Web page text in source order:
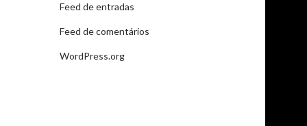
Feed de entradas
Feed de comentários
WordPress.org